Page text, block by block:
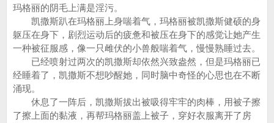
玛格丽的阴毛上满是淫污。
凯撒斯趴在玛格丽上身喘着气，玛格丽被凯撒斯健硕的身
躯压在身下，剧烈运动后的疲惫和被压在身下的感觉让她产生
一种被征服感，像一只雌伏的小兽般喘着气，慢慢熟睡过去。
已经喷射过两次的凯撒斯却依然兴致盎然，但是玛格丽已
经睡着了，凯撒斯不想吵醒她，同时脑中奇怪的心思也在不断
涌现。
休息了一阵后，凯撒斯拔出被吸得牢牢的肉棒，用被子擦
了擦上面的黏液，再帮玛格丽盖上被子，穿好衣服离开了房